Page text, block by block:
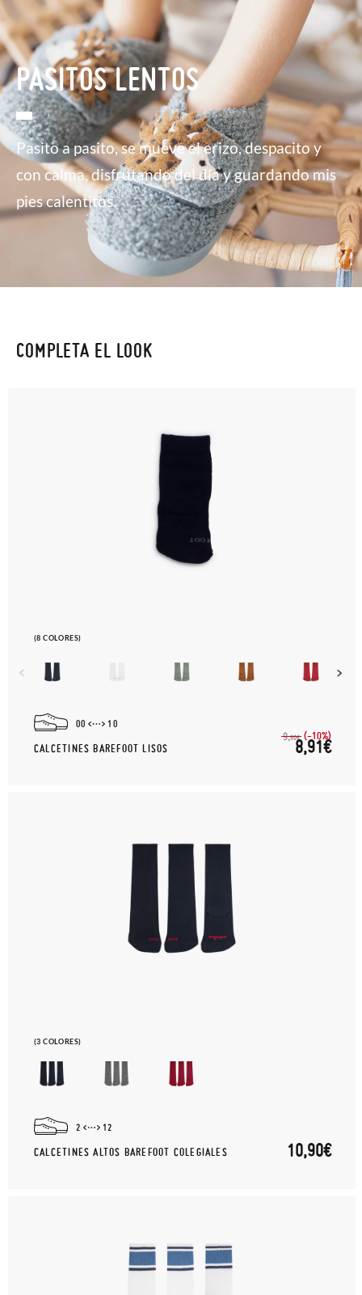
PASITOS LENTOS
Pasito a pasito, se mueve el erizo, despacito y
con calma, disfrutando del día y guardando mis
pies calentitos.
COMPLETA EL LOOK
(8 COLORES)
00 10
CALCETINES BAREFOOT LISOS
9,90€ (-10%)
8,91€
(3 COLORES)
2 12
CALCETINES ALTOS BAREFOOT COLEGIALES 10,90€